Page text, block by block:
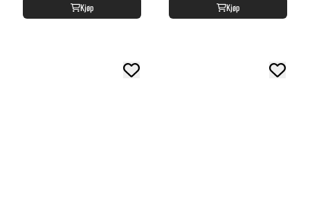
Kjøp Kjøp